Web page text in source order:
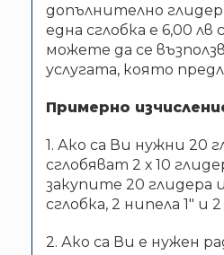
допълнително
една сглобка е 6,00 лв
можете да се
услугата, която
Примерно
1. Ако са Ви нужни 20
сглобяват 2 х 10
закупите 20 глидера
сглобка, 2 нипела 1″ и
2. Ако са Ви е нужен